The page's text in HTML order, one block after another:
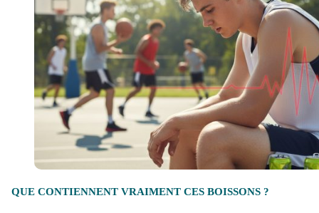
QUE CONTIENNENT VRAIMENT CES BOISSONS ?